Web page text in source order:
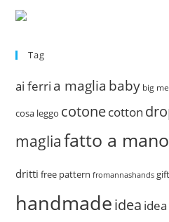
Tag
ai ferri a maglia baby big
cosa leggo cotonecotton
magliafatto a mano
dritti free pattern fromannashands
handmadeidea